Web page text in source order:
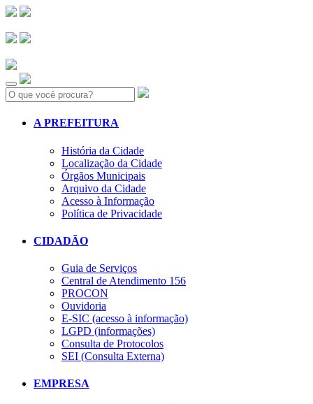
Search:
A PREFEITURA
História da Cidade
Localização da Cidade
Órgãos Municipais
Arquivo da Cidade
Acesso à Informação
Política de Privacidade
CIDADÃO
Guia de Serviços
Central de Atendimento 156
PROCON
Ouvidoria
E-SIC (acesso à informação)
LGPD (informações)
Consulta de Protocolos
SEI (Consulta Externa)
EMPRESA